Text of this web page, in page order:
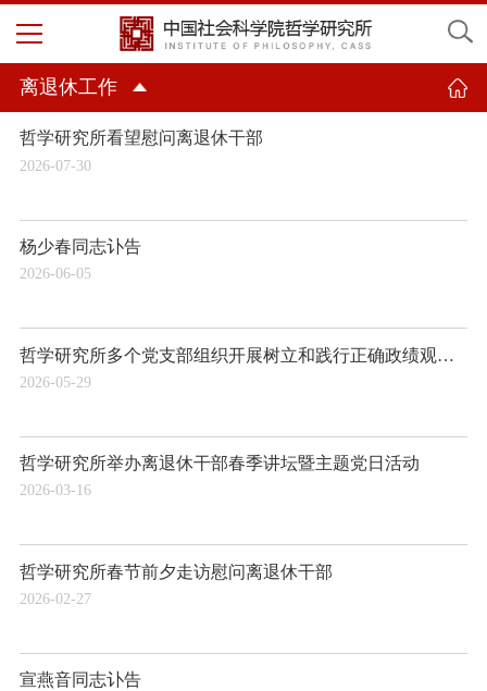
离退休工作
哲学研究所看望慰问离退休干部
2026-07-30
杨少春同志讣告
2026-06-05
哲学研究所多个党支部组织开展树立和践行正确政绩观联学共建主题党日活动及离退休干部夏季讲坛
2026-05-29
哲学研究所举办离退休干部春季讲坛暨主题党日活动
2026-03-16
哲学研究所春节前夕走访慰问离退休干部
2026-02-27
宣燕音同志讣告